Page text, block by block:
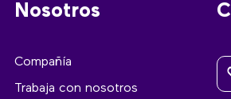
Nosotros
Compañía
Trabaja con nosotros